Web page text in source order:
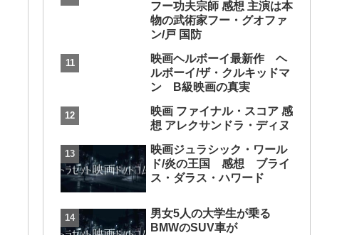
フー功夫宗師 感想 主演は本
物の武術家フー・グオファ
ン/戸 国防
映画ヘルボーイ最新作 ヘ
ルボーイ/ザ・クルキッドマ
ン B級映画の真実
映画 ファイナル・スコア 感
想 アレクサンドラ・ディヌ
映画ジュラシック・ワール
ド/炎の王国 感想 ブライ
ス・ダラス・ハワード
男女5人の大学生が乗る
BMWのSUV車が